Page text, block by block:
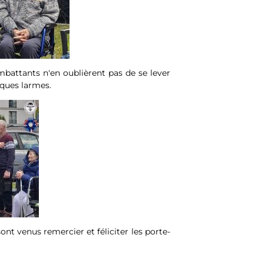
n'en oublièrent pas de se lever
larmes.
venus remercier et féliciter les porte-